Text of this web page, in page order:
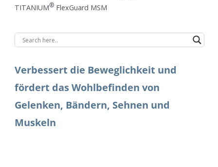
TITANIUM® FlexGuard MSM
Verbessert die Beweglichkeit und
fördert das Wohlbefinden von
Gelenken, Bändern, Sehnen und
Muskeln